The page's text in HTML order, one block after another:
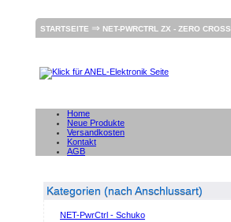
STARTSEITE ⇒ NET-PWRCTRL ZX - ZERO CROSS
Home
Neue Produkte
Versandkosten
Kontakt
AGB
Kategorien (nach Anschlussart)
NET-PwrCtrl - Schuko